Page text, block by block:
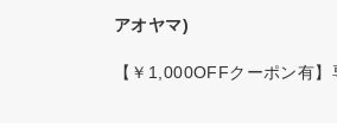
アオヤマ)
【￥1,000OFFクーポン有